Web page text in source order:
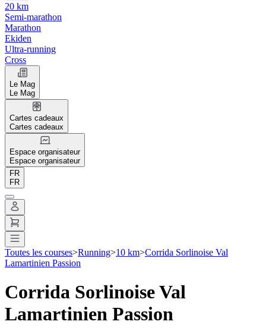
20 km
Semi-marathon
Marathon
Ekiden
Ultra-running
Cross
Le Mag
Le Mag
Cartes cadeaux
Cartes cadeaux
Espace organisateur
Espace organisateur
FR
FR
Toutes les courses>Running>10 km>Corrida Sorlinoise Val
Lamartinien Passion
Corrida Sorlinoise Val
Lamartinien Passion